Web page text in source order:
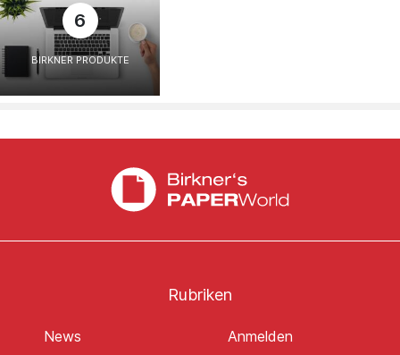
6
BIRKNER PRODUKTE
Rubriken
News Anmelden